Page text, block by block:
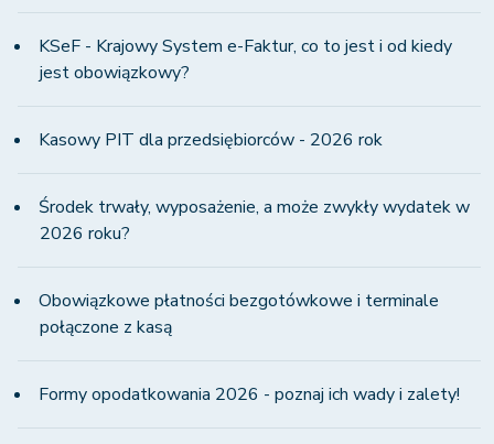
KSeF - Krajowy System e-Faktur, co to jest i od kiedy
jest obowiązkowy?
Kasowy PIT dla przedsiębiorców - 2026 rok
Środek trwały, wyposażenie, a może zwykły wydatek w
2026 roku?
Obowiązkowe płatności bezgotówkowe i terminale
połączone z kasą
Formy opodatkowania 2026 - poznaj ich wady i zalety!